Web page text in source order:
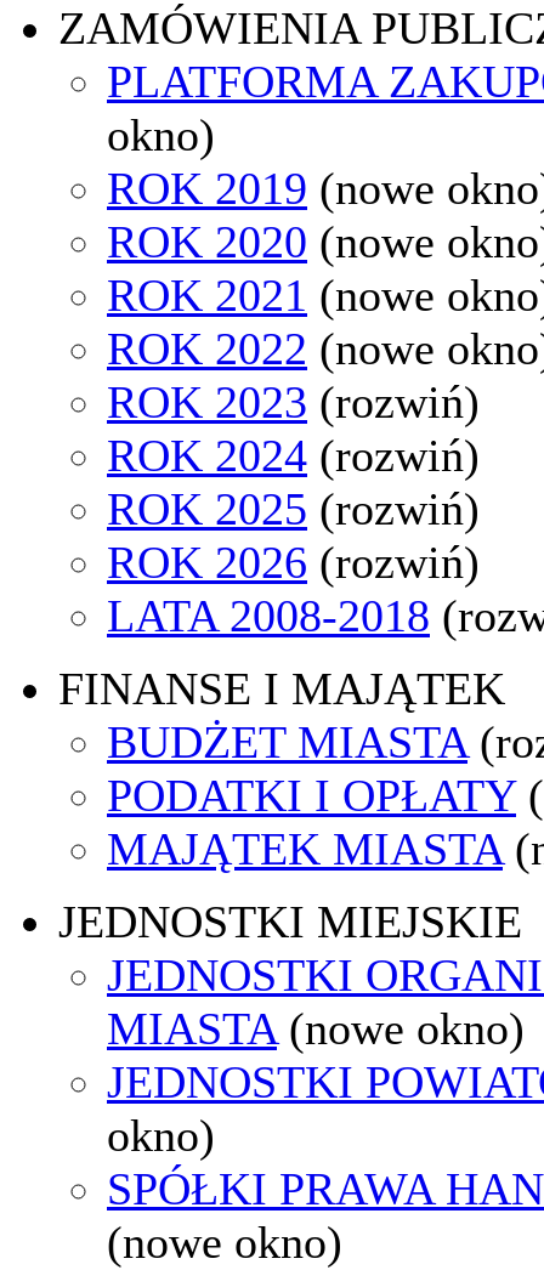
ZAMÓWIENIA
PLATFORMA
okno)
ROK 2019 (nowe
ROK 2020 (nowe
ROK 2021 (nowe
ROK 2022 (nowe
ROK 2023 (rozwiń)
ROK 2024 (rozwiń)
ROK 2025 (rozwiń)
ROK 2026 (rozwiń)
LATA 2008-2018
FINANSE I MAJĄTEK
BUDŻET MIASTA
PODATKI I OPŁATY
MAJĄTEK MIASTA
JEDNOSTKI MIEJSKIE
JEDNOSTKI
MIASTA (nowe okno)
JEDNOSTKI
okno)
SPÓŁKI PRAWA
(nowe okno)